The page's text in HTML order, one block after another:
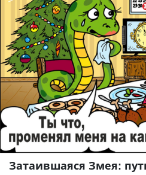
Затаившаяся Змея: